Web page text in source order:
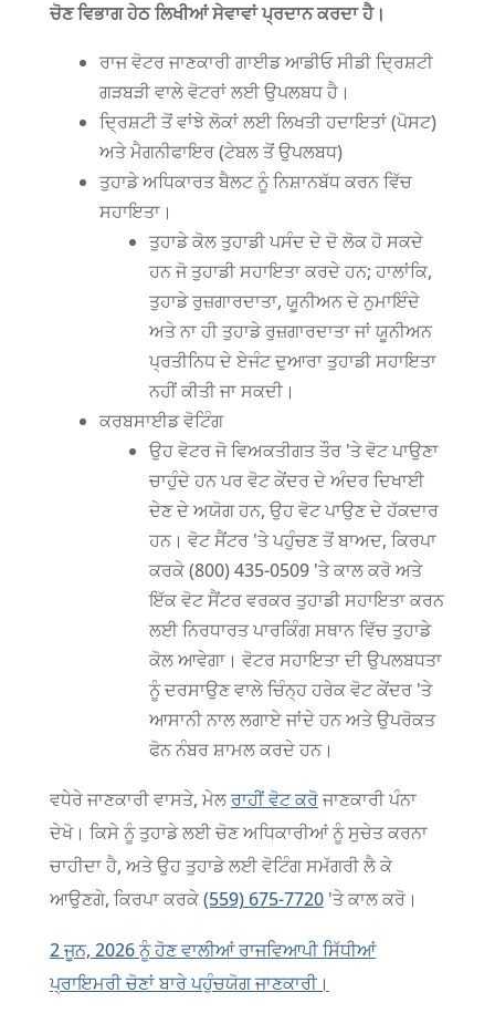
ਚੋਣ ਵਿਭਾਗ ਹੇਠ ਲਿਖੀਆਂ ਸੇਵਾਵਾਂ ਪ੍ਰਦਾਨ ਕਰਦਾ ਹੈ।
ਰਾਜ ਵੋਟਰ ਜਾਣਕਾਰੀ ਗਾਈਡ ਆਡੀਓ ਸੀਡੀ ਦ੍ਰਿਸ਼ਟੀ
ਗੜਬੜੀ ਵਾਲੇ ਵੋਟਰਾਂ ਲਈ ਉਪਲਬਧ ਹੈ।
ਦ੍ਰਿਸ਼ਟੀ ਤੋਂ ਵਾਂਝੇ ਲੋਕਾਂ ਲਈ ਲਿਖਤੀ ਹਦਾਇਤਾਂ (ਪੋਸਟ)
ਅਤੇ ਮੈਗਨੀਫਾਇਰ (ਟੇਬਲ ਤੋਂ ਉਪਲਬਧ)
ਤੁਹਾਡੇ ਅਧਿਕਾਰਤ ਬੈਲਟ ਨੂੰ ਨਿਸ਼ਾਨਬੱਧ ਕਰਨ ਵਿੱਚ
ਸਹਾਇਤਾ।
ਤੁਹਾਡੇ ਕੋਲ ਤੁਹਾਡੀ ਪਸੰਦ ਦੇ ਦੋ ਲੋਕ ਹੋ ਸਕਦੇ
ਹਨ ਜੋ ਤੁਹਾਡੀ ਸਹਾਇਤਾ ਕਰਦੇ ਹਨ; ਹਾਲਾਂਕਿ,
ਤੁਹਾਡੇ ਰੁਜ਼ਗਾਰਦਾਤਾ, ਯੂਨੀਅਨ ਦੇ ਨੁਮਾਇੰਦੇ
ਅਤੇ ਨਾ ਹੀ ਤੁਹਾਡੇ ਰੁਜ਼ਗਾਰਦਾਤਾ ਜਾਂ ਯੂਨੀਅਨ
ਪ੍ਰਤੀਨਿਧ ਦੇ ਏਜੰਟ ਦੁਆਰਾ ਤੁਹਾਡੀ ਸਹਾਇਤਾ
ਨਹੀਂ ਕੀਤੀ ਜਾ ਸਕਦੀ।
ਕਰਬਸਾਈਡ ਵੋਟਿੰਗ
ਉਹ ਵੋਟਰ ਜੋ ਵਿਅਕਤੀਗਤ ਤੌਰ 'ਤੇ ਵੋਟ ਪਾਉਣਾ
ਚਾਹੁੰਦੇ ਹਨ ਪਰ ਵੋਟ ਕੇਂਦਰ ਦੇ ਅੰਦਰ ਦਿਖਾਈ
ਦੇਣ ਦੇ ਅਯੋਗ ਹਨ, ਉਹ ਵੋਟ ਪਾਉਣ ਦੇ ਹੱਕਦਾਰ
ਹਨ। ਵੋਟ ਸੈਂਟਰ 'ਤੇ ਪਹੁੰਚਣ ਤੋਂ ਬਾਅਦ, ਕਿਰਪਾ
ਕਰਕੇ (800) 435-0509 'ਤੇ ਕਾਲ ਕਰੋ ਅਤੇ
ਇੱਕ ਵੋਟ ਸੈਂਟਰ ਵਰਕਰ ਤੁਹਾਡੀ ਸਹਾਇਤਾ ਕਰਨ
ਲਈ ਨਿਰਧਾਰਤ ਪਾਰਕਿੰਗ ਸਥਾਨ ਵਿੱਚ ਤੁਹਾਡੇ
ਕੋਲ ਆਵੇਗਾ। ਵੋਟਰ ਸਹਾਇਤਾ ਦੀ ਉਪਲਬਧਤਾ
ਨੂੰ ਦਰਸਾਉਣ ਵਾਲੇ ਚਿੰਨ੍ਹ ਹਰੇਕ ਵੋਟ ਕੇਂਦਰ 'ਤੇ
ਆਸਾਨੀ ਨਾਲ ਲਗਾਏ ਜਾਂਦੇ ਹਨ ਅਤੇ ਉਪਰੋਕਤ
ਫੋਨ ਨੰਬਰ ਸ਼ਾਮਲ ਕਰਦੇ ਹਨ।
ਵਧੇਰੇ ਜਾਣਕਾਰੀ ਵਾਸਤੇ, ਮੇਲਰਾਹੀਂ ਵੋਟ ਕਰੋਜਾਣਕਾਰੀ ਪੰਨਾ
ਦੇਖੋ। ਕਿਸੇ ਨੂੰ ਤੁਹਾਡੇ ਲਈ ਚੋਣ ਅਧਿਕਾਰੀਆਂ ਨੂੰ ਸੁਚੇਤ ਕਰਨਾ
ਚਾਹੀਦਾ ਹੈ, ਅਤੇ ਉਹ ਤੁਹਾਡੇ ਲਈ ਵੋਟਿੰਗ ਸਮੱਗਰੀ ਲੈ ਕੇ
ਆਉਣਗੇ, ਕਿਰਪਾ ਕਰਕੇ(559) 675-7720'ਤੇ ਕਾਲ ਕਰੋ।
2 ਜੂਨ, 2026 ਨੂੰ ਹੋਣ ਵਾਲੀਆਂ ਰਾਜਵਿਆਪੀ ਸਿੱਧੀਆਂ
ਪ੍ਰਾਇਮਰੀ ਚੋਣਾਂ ਬਾਰੇ ਪਹੁੰਚਯੋਗ ਜਾਣਕਾਰੀ।